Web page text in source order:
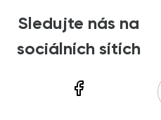
Sledujte nás na
sociálních sítích